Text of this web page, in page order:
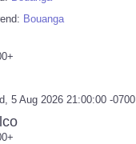
Bouanga
5 Aug 2026 21:00:00 -0700